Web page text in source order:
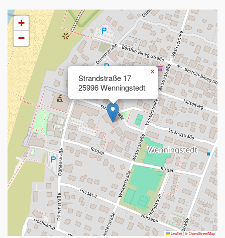
Strandstraße 17
25996 Wenningstedt
×
+
−
Leaflet|©OpenStreetMap